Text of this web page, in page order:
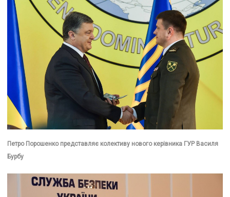
Петро Порошенко представляє колективу нового керівника ГУР Василя
Бурбу